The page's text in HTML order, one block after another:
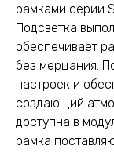
рамками серии
Подсветка
обеспечивает
без мерцания.
настроек и
создающий
доступна в
рамка